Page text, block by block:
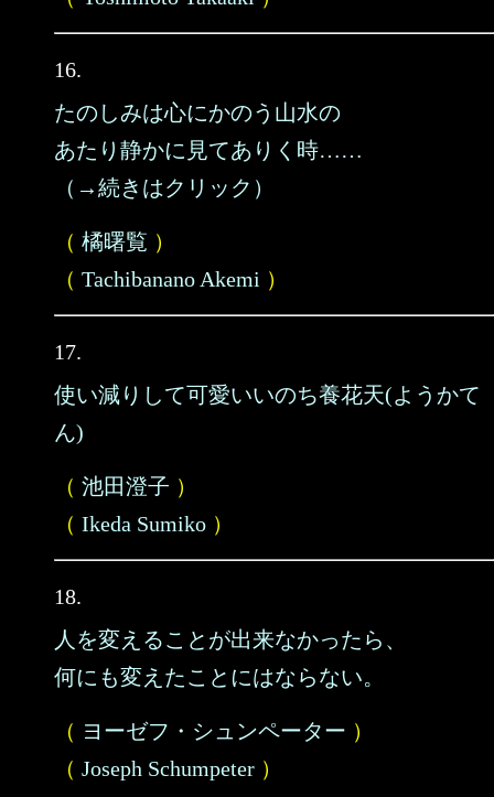
16.
たのしみは心にかのう山水の
あたり静かに見てありく時……
（→続きはクリック）
（ 橘曙覧 ）
（ Tachibanano Akemi ）
17.
使い減りして可愛いいのち養花天(ようかて
ん)
（ 池田澄子 ）
（ Ikeda Sumiko ）
18.
人を変えることが出来なかったら、
何にも変えたことにはならない。
（ ヨーゼフ・シュンペーター ）
（ Joseph Schumpeter ）